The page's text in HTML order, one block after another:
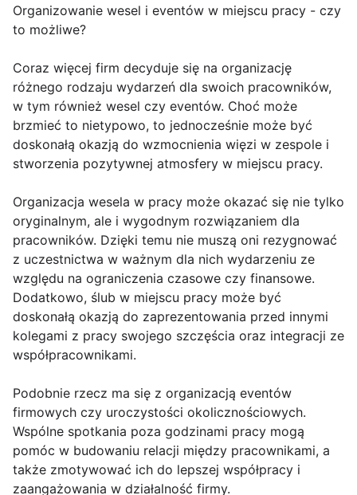
Organizowanie wesel i eventów w miejscu pracy - czy
to możliwe?
Coraz więcej firm decyduje się na organizację
różnego rodzaju wydarzeń dla swoich pracowników,
w tym również wesel czy eventów. Choć może
brzmieć to nietypowo, to jednocześnie może być
doskonałą okazją do wzmocnienia więzi w zespole i
stworzenia pozytywnej atmosfery w miejscu pracy.
Organizacja wesela w pracy może okazać się nie tylko
oryginalnym, ale i wygodnym rozwiązaniem dla
pracowników. Dzięki temu nie muszą oni rezygnować
z uczestnictwa w ważnym dla nich wydarzeniu ze
względu na ograniczenia czasowe czy finansowe.
Dodatkowo, ślub w miejscu pracy może być
doskonałą okazją do zaprezentowania przed innymi
kolegami z pracy swojego szczęścia oraz integracji ze
współpracownikami.
Podobnie rzecz ma się z organizacją eventów
firmowych czy uroczystości okolicznościowych.
Wspólne spotkania poza godzinami pracy mogą
pomóc w budowaniu relacji między pracownikami, a
także zmotywować ich do lepszej współpracy i
zaangażowania w działalność firmy.